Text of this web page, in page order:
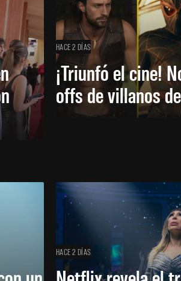
HACE 2 DÍAS
¡Triunfó el cine!
offs de villanos
HACE 2 DÍAS